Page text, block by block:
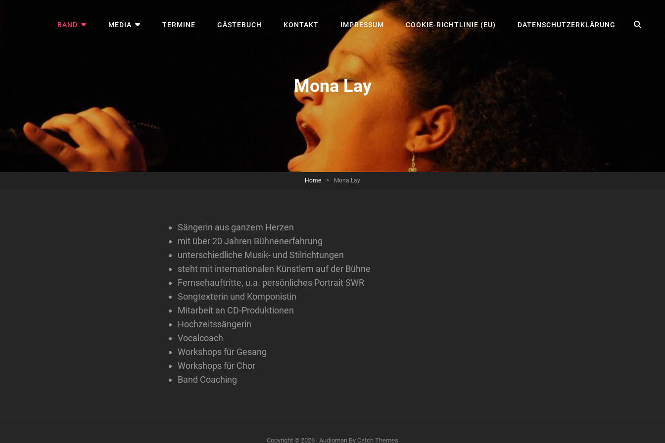
BAND MEDIA TERMINE GÄSTEBUCH KONTAKT IMPRESSUM COOKIE-RICHTLINIE (EU) DATENSCHUTZERKLÄRUNG
Mona Lay
Home > Mona Lay
Sängerin aus ganzem Herzen
mit über 20 Jahren Bühnenerfahrung
unterschiedliche Musik- und Stilrichtungen
steht mit internationalen Künstlern auf der Bühne
Fernsehauftritte, u.a. persönliches Portrait SWR
Songtexterin und Komponistin
Mitarbeit an CD-Produktionen
Hochzeitssängerin
Vocalcoach
Workshops für Gesang
Workshops für Chor
Band Coaching
Copyright © 2026 | Audioman By Catch Themes